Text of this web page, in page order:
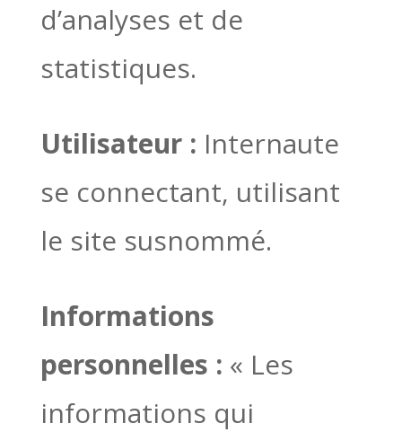
d’analyses et de
statistiques.
Utilisateur : Internaute
se connectant, utilisant
le site susnommé.
Informations
personnelles : « Les
informations qui